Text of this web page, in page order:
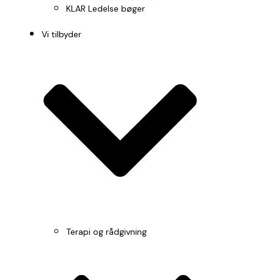
KLAR Ledelse bøger
Vi tilbyder
Terapi og rådgivning